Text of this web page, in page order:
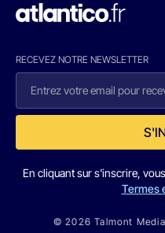
RECEVEZ NOTRE NEWSLETTER
En cliquant sur s'inscrire,
Termes
© 2026 Talmont